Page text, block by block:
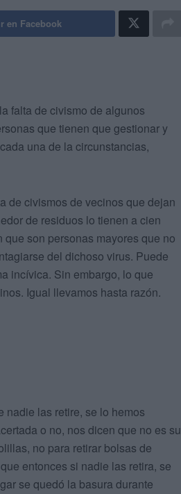
en Facebook
falta de civismo de algunos
que tienen que gestionar y
una de la circunstancias,
de civismos de vecinos que dejan
de residuos lo tienen a cien
son personas mayores que no
del dichoso virus. Puede
incívica. Sin embargo, lo que
Igual llevamos hasta razón.
nadie las retire, se lo hemos
o no, nos dicen que no es su
no para retirar bolsas de
entonces si nadie las retira, se
se quedó la basura durante